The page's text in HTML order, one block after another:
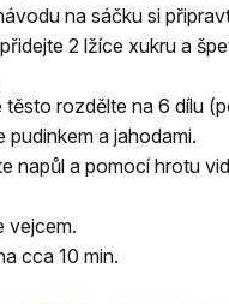
na sáčku si
2 lžíce xukru a
těsto rozdělte na 6 dílu
pudinkem a jahodami.
napůl a pomocí hrotu
vejcem.
cca 10 min.